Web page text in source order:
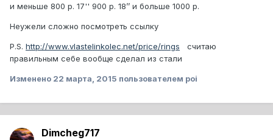
и меньше 800 р. 17'' 900 р. 18’’ и больше 1000 р.
Неужели сложно посмотреть ссылку
P.S. http://www.vlastelinkolec.net/price/rings считаю
правильным себе вообще сделал из стали
Изменено 22 марта, 2015 пользователем poi
Dimcheg717